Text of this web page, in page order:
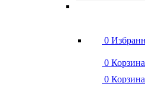
0
0 Корзина
0 Корзина